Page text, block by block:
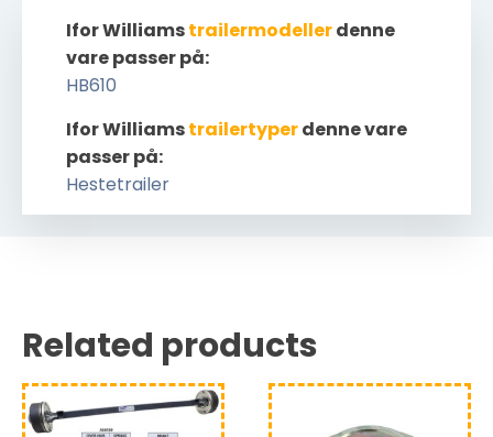
Ifor Williamstrailertyperdenne vare
passer på:
Hestetrailer
Ifor Williamstrailermodellerdenne
vare passer på:
HB610
Related products